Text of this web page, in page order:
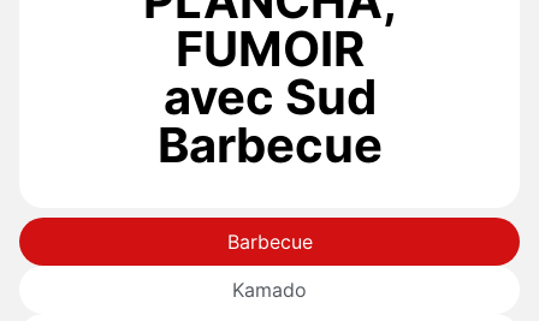
FUMOIR
avec Sud
Barbecue
Barbecue
Kamado